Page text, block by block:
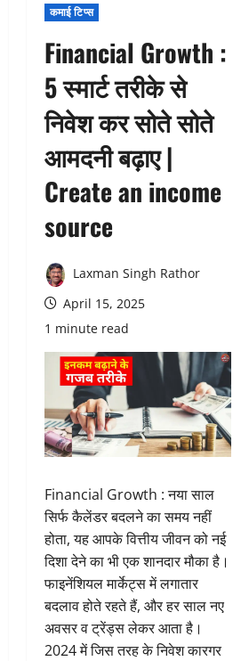
कमाई टिप्स
Financial Growth :
5 स्मार्ट तरीके से
निवेश कर सोते सोते
आमदनी बढ़ाए |
Create an income
source
Laxman Singh Rathor
April 15, 2025
1 minute read
Financial Growth : नया साल
सिर्फ कैलेंडर बदलने का समय नहीं
होता, यह आपके वित्तीय जीवन को नई
दिशा देने का भी एक शानदार मौका है।
फाइनेंशियल मार्केट्स में लगातार
बदलाव होते रहते हैं, और हर साल नए
अवसर व ट्रेंड्स लेकर आता है।
2024 में जिस तरह के निवेश कारगर